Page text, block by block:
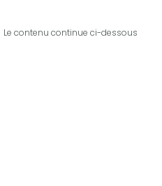
Le contenu continue ci-dessous